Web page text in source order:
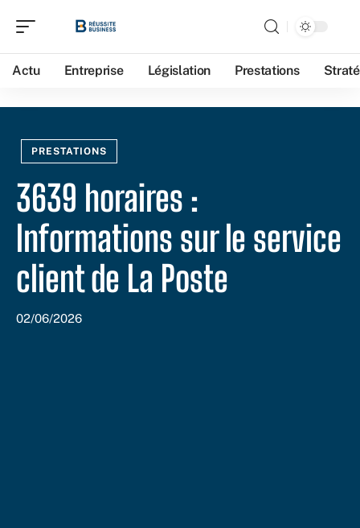
Actu Entreprise Législation Prestations
PRESTATIONS
3639 horaires :
Informations sur le service
client de La Poste
02/06/2026